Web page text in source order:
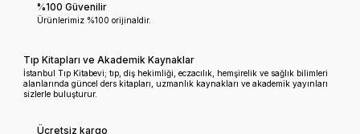
%100 Güvenilir
Ürünlerimiz %100 orijinaldir.
Tıp Kitapları ve Akademik Kaynaklar
İstanbul Tıp Kitabevi; tıp, diş hekimliği, eczacılık, hemşirelik ve sağlık bilimleri
alanlarında güncel ders kitapları, uzmanlık kaynakları ve akademik yayınları
sizlerle buluşturur.
Ücretsiz kargo